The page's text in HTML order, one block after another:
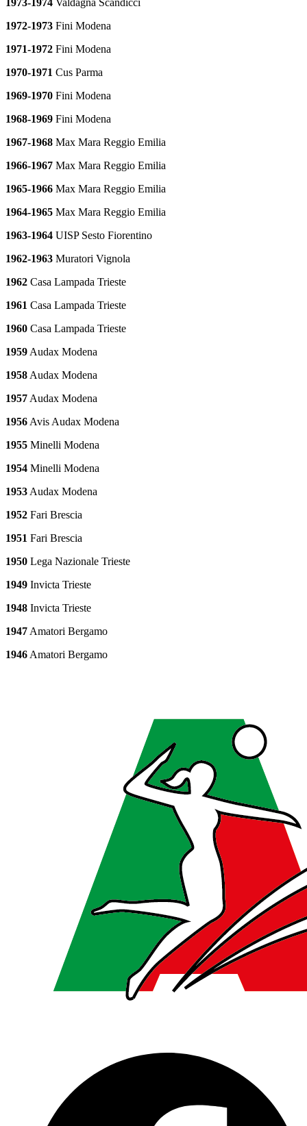
1972-1973 Fini Modena
1971-1972 Fini Modena
1970-1971 Cus Parma
1969-1970 Fini Modena
1968-1969 Fini Modena
1967-1968 Max Mara Reggio Emilia
1966-1967 Max Mara Reggio Emilia
1965-1966 Max Mara Reggio Emilia
1964-1965 Max Mara Reggio Emilia
1963-1964 UISP Sesto Fiorentino
1962-1963 Muratori Vignola
1962 Casa Lampada Trieste
1961 Casa Lampada Trieste
1960 Casa Lampada Trieste
1959 Audax Modena
1958 Audax Modena
1957 Audax Modena
1956 Avis Audax Modena
1955 Minelli Modena
1954 Minelli Modena
1953 Audax Modena
1952 Fari Brescia
1951 Fari Brescia
1950 Lega Nazionale Trieste
1949 Invicta Trieste
1948 Invicta Trieste
1947 Amatori Bergamo
1946 Amatori Bergamo